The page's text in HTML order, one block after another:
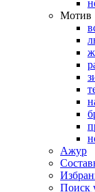
Мотив
Ажур
Поиск